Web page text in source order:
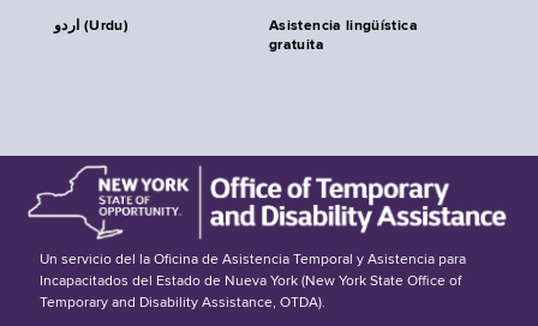
اردو (Urdu)
Asistencia lingüística
gratuita
Un servicio del la Oficina de Asistencia Temporal y Asistencia para
Incapacitados del Estado de Nueva York (New York State Office of
Temporary and Disability Assistance, OTDA).